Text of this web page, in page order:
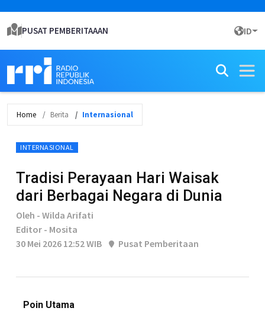
PUSAT PEMBERITAAAN ID
Home Berita Internasional
INTERNASIONAL
Tradisi Perayaan Hari Waisak
dari Berbagai Negara di Dunia
Oleh - Wilda Arifati
Editor - Mosita
30 Mei 2026 12:52 WIB
Pusat Pemberitaan
Poin Utama